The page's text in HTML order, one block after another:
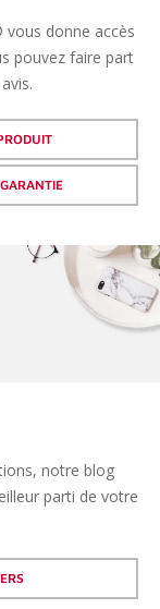
donne accès
pouvez faire part
notre blog
parti de votre